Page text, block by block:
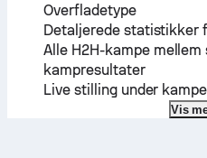
Overfladetype
Detaljerede statistikker
Alle H2H-kampe
kampresultater
Live stilling under
Vis